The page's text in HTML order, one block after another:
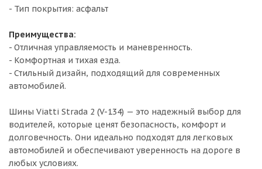
- Тип покрытия: асфальт
Преимущества:
- Отличная управляемость и маневренность.
- Комфортная и тихая езда.
- Стильный дизайн, подходящий для современных
автомобилей.
Шины Viatti Strada 2 (V-134) — это надежный выбор для
водителей, которые ценят безопасность, комфорт и
долговечность. Они идеально подходят для легковых
автомобилей и обеспечивают уверенность на дороге в
любых условиях.